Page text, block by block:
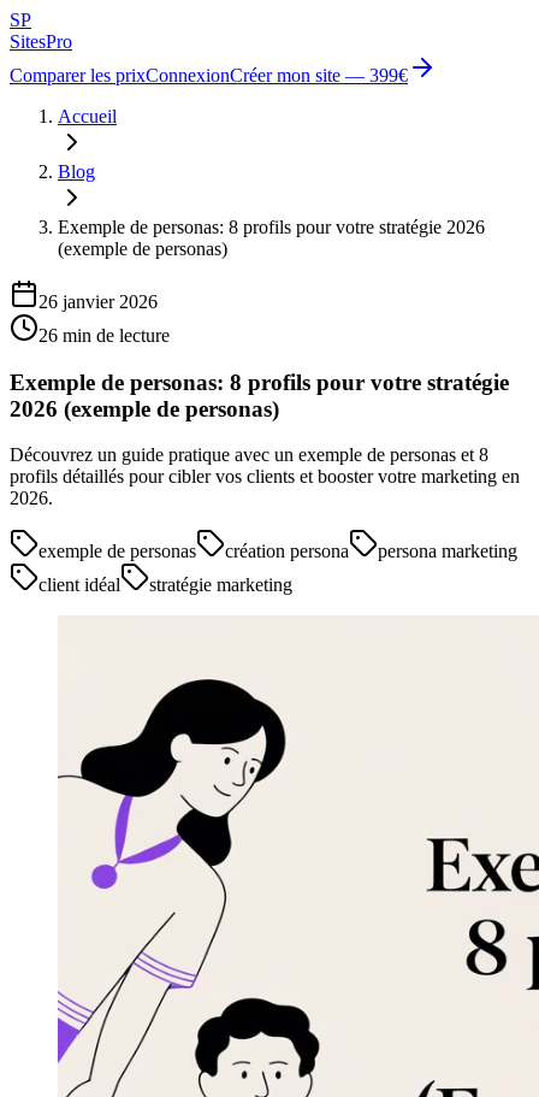
SP
SitesPro
Comparer les prixConnexionCréer mon site — 399€
Accueil
Blog
Exemple de personas: 8 profils pour votre stratégie 2026
(exemple de personas)
26 janvier 2026
26 min de lecture
Exemple de personas: 8 profils pour votre stratégie
2026 (exemple de personas)
Découvrez un guide pratique avec un exemple de personas et 8
profils détaillés pour cibler vos clients et booster votre marketing en
2026.
exemple de personas création persona
persona marketing
client idéal
stratégie marketing